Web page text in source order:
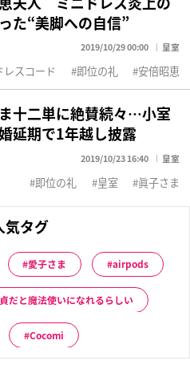
た“美脚への自信”
2019/10/29 00:00 皇室
レスコード 即位の礼 安倍昭恵
十二単に絶賛続々…小室
延期で1年越し披露
2019/10/23 16:40 皇室
即位の礼 皇室 眞子さま
気タグ
愛子さま airpods
だと魔法使いになれるらしい
Cocomi